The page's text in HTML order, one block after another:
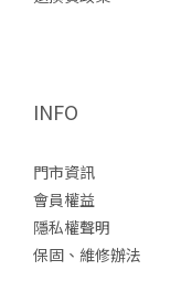
Jacket Day 2 帝王之
零下。▸四月的凌晨還
身體還沒完全熱開，
過熱。這也是我這次
隊出發Keb Thermal
INFO
門市資訊
會員權益
隱私權聲明
保固、維修辦法